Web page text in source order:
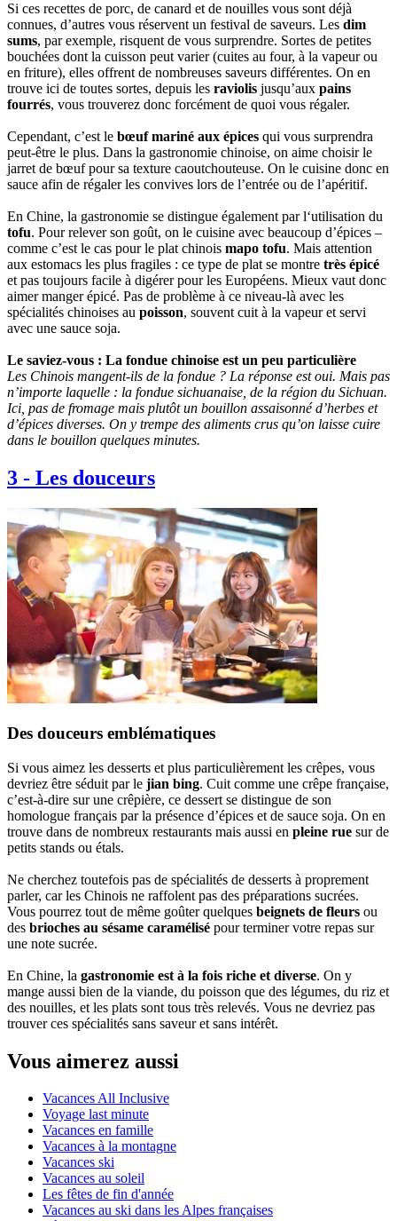
Si ces recettes de porc, de canard et de nouilles vous sont déjà
connues, d’autres vous réservent un festival de saveurs. Les dim
sums, par exemple, risquent de vous surprendre. Sortes de petites
bouchées dont la cuisson peut varier (cuites au four, à la vapeur ou
en friture), elles offrent de nombreuses saveurs différentes. On en
trouve ici de toutes sortes, depuis les raviolis jusqu’aux pains
fourrés, vous trouverez donc forcément de quoi vous régaler.
Cependant, c’est le bœuf mariné aux épices qui vous surprendra
peut-être le plus. Dans la gastronomie chinoise, on aime choisir le
jarret de bœuf pour sa texture caoutchouteuse. On le cuisine donc en
sauce afin de régaler les convives lors de l’entrée ou de l’apéritif.
En Chine, la gastronomie se distingue également par l‘utilisation du
tofu. Pour relever son goût, on le cuisine avec beaucoup d’épices ‒
comme c’est le cas pour le plat chinois mapo tofu. Mais attention
aux estomacs les plus fragiles : ce type de plat se montre très épicé
et pas toujours facile à digérer pour les Européens. Mieux vaut donc
aimer manger épicé. Pas de problème à ce niveau-là avec les
spécialités chinoises au poisson, souvent cuit à la vapeur et servi
avec une sauce soja.
Le saviez-vous : La fondue chinoise est un peu particulière
Les Chinois mangent-ils de la fondue ? La réponse est oui. Mais pas
n’importe laquelle : la fondue sichuanaise, de la région du Sichuan.
Ici, pas de fromage mais plutôt un bouillon assaisonné d’herbes et
d’épices diverses. On y trempe des aliments crus qu’on laisse cuire
dans le bouillon quelques minutes.
3 - Les douceurs
Des douceurs emblématiques
Si vous aimez les desserts et plus particulièrement les crêpes, vous
devriez être séduit par le jian bing. Cuit comme une crêpe française,
c’est-à-dire sur une crêpière, ce dessert se distingue de son
homologue français par la présence d’épices et de sauce soja. On en
trouve dans de nombreux restaurants mais aussi en pleine rue sur de
petits stands ou étals.
Ne cherchez toutefois pas de spécialités de desserts à proprement
parler, car les Chinois ne raffolent pas des préparations sucrées.
Vous pourrez tout de même goûter quelques beignets de fleurs ou
des brioches au sésame caramélisé pour terminer votre repas sur
une note sucrée.
En Chine, la gastronomie est à la fois riche et diverse. On y
mange aussi bien de la viande, du poisson que des légumes, du riz et
des nouilles, et les plats sont tous très relevés. Vous ne devriez pas
trouver ces spécialités sans saveur et sans intérêt.
Vous aimerez aussi
Vacances All Inclusive
Voyage last minute
Vacances en famille
Vacances à la montagne
Vacances ski
Vacances au soleil
Les fêtes de fin d'année
Vacances au ski dans les Alpes françaises